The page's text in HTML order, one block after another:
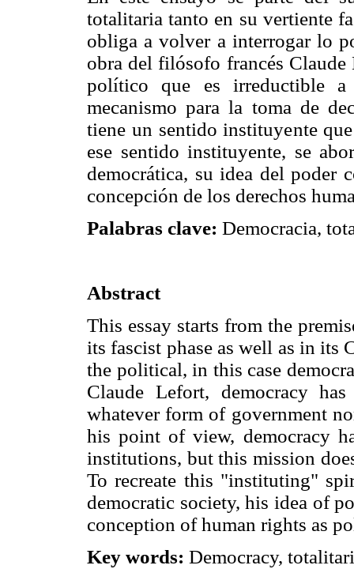
totalitaria tanto en su vertiente
obliga a volver a interrogar lo
obra del filósofo francés
político que es irreductible
mecanismo para la toma de
tiene un sentido instituyente
ese sentido instituyente, se
democrática, su idea del poder
concepción de los derechos
Palabras clave: Democracia,
Abstract
This essay starts from the
its fascist phase as well as in its
the political, in this case
Claude Lefort, democracy
whatever form of government
his point of view, democracy
institutions, but this mission
To recreate this "instituting"
democratic society, his idea of
conception of human rights as
Key words: Democracy,